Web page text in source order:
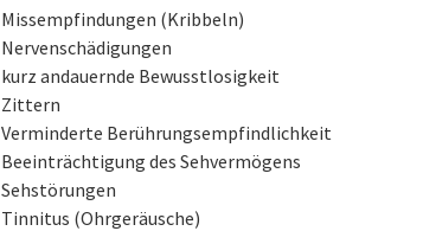
Missempfindungen (Kribbeln)
Nervenschädigungen
kurz andauernde Bewusstlosigkeit
Zittern
Verminderte Berührungsempfindlichkeit
Beeinträchtigung des Sehvermögens
Sehstörungen
Tinnitus (Ohrgeräusche)